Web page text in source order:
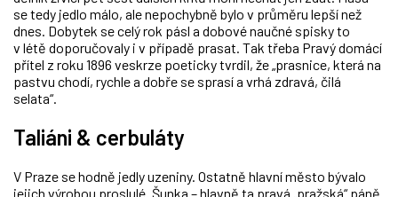
se tedy jedlo málo, ale nepochybně bylo v průměru lepší než
dnes. Dobytek se celý rok pásl a dobové naučné spisky to
v létě doporučovaly i v případě prasat. Tak třeba Pravý domácí
přítel z roku 1896 veskrze poeticky tvrdil, že „prasnice, která na
pastvu chodí, rychle a dobře se sprasí a vrhá zdravá, čilá
selata“.
Taliáni & cerbuláty
V Praze se hodně jedly uzeniny. Ostatně hlavní město bývalo
jejich výrobou proslulé. Šunka – hlavně ta pravá „pražská“ páně